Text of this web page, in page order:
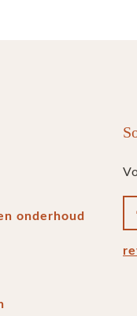
onderhoud